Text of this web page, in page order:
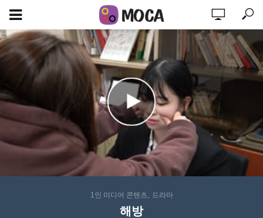
1인 미디어 콘텐츠 드라마
해방